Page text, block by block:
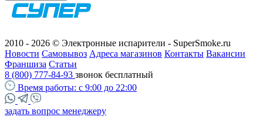
2010 - 2026 © Электронные испарители - SuperSmoke.ru
Новости Самовывоз Адреса магазинов Контакты Вакансии
Франшиза Статьи
8 (800) 777-84-93 звонок бесплатный
Время работы: с 9:00 до 22:00
задать вопрос менеджеру